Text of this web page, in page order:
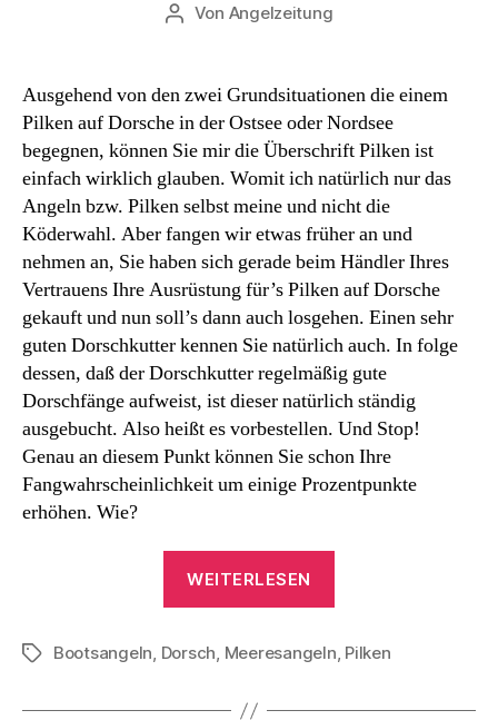
Beitragsautor
Von Angelzeitung
Ausgehend von den zwei Grundsituationen die einem
Pilken auf Dorsche in der Ostsee oder Nordsee
begegnen, können Sie mir die Überschrift Pilken ist
einfach wirklich glauben. Womit ich natürlich nur das
Angeln bzw. Pilken selbst meine und nicht die
Köderwahl. Aber fangen wir etwas früher an und
nehmen an, Sie haben sich gerade beim Händler Ihres
Vertrauens Ihre Ausrüstung für’s Pilken auf Dorsche
gekauft und nun soll’s dann auch losgehen. Einen sehr
guten Dorschkutter kennen Sie natürlich auch. In folge
dessen, daß der Dorschkutter regelmäßig gute
Dorschfänge aufweist, ist dieser natürlich ständig
ausgebucht. Also heißt es vorbestellen. Und Stop!
Genau an diesem Punkt können Sie schon Ihre
Fangwahrscheinlichkeit um einige Prozentpunkte
erhöhen. Wie?
WEITERLESEN
einfach“
Schlagwörter
Bootsangeln, Dorsch, Meeresangeln, Pilken